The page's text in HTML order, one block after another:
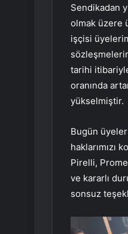
Sendikadan
olmak üzere
işçisi
tarihi
oranında
yükselmiştir.
Bugün
haklarımızı
Pirelli,
ve kararlı
sonsuz